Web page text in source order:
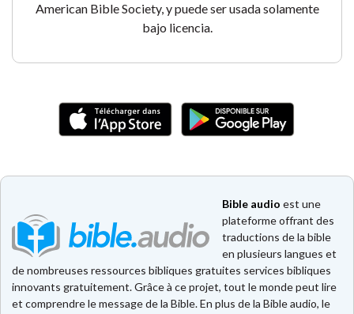
American Bible Society, y puede ser usada solamente
bajo licencia.
Bible audio est une
plateforme offrant des
traductions de la bible
en plusieurs langues et
de nombreuses ressources bibliques gratuites services bibliques
innovants gratuitement. Grâce à ce projet, tout le monde peut lire
et comprendre le message de la Bible. En plus de la Bible audio, le